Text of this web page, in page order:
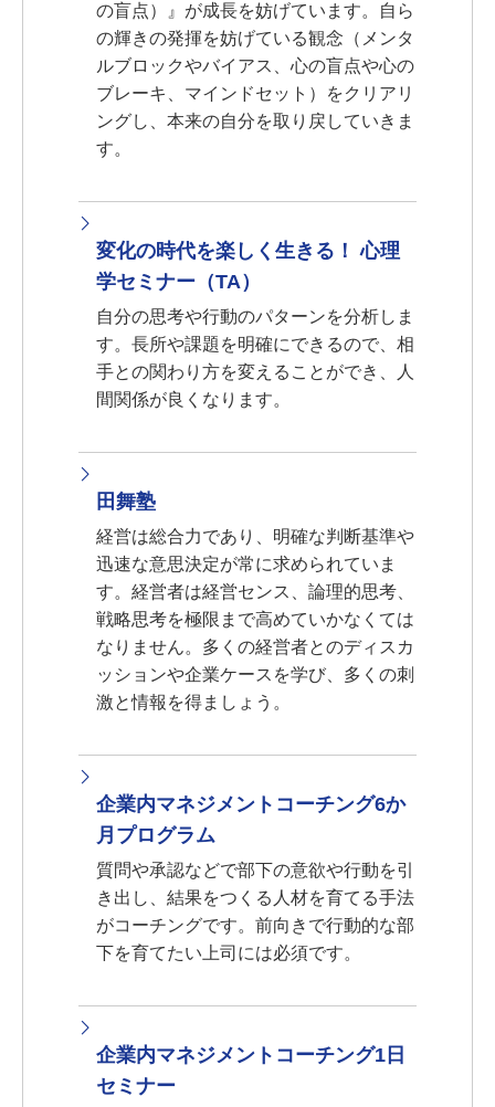
の盲点）』が成長を妨げています。自ら
の輝きの発揮を妨げている観念（メンタ
ルブロックやバイアス、心の盲点や心の
ブレーキ、マインドセット）をクリアリ
ングし、本来の自分を取り戻していきま
す。
変化の時代を楽しく生きる！ 心理
学セミナー（TA）
自分の思考や行動のパターンを分析しま
す。長所や課題を明確にできるので、相
手との関わり方を変えることができ、人
間関係が良くなります。
田舞塾
経営は総合力であり、明確な判断基準や
迅速な意思決定が常に求められていま
す。経営者は経営センス、論理的思考、
戦略思考を極限まで高めていかなくては
なりません。多くの経営者とのディスカ
ッションや企業ケースを学び、多くの刺
激と情報を得ましょう。
企業内マネジメントコーチング6か
月プログラム
質問や承認などで部下の意欲や行動を引
き出し、結果をつくる人材を育てる手法
がコーチングです。前向きで行動的な部
下を育てたい上司には必須です。
企業内マネジメントコーチング1日
セミナー